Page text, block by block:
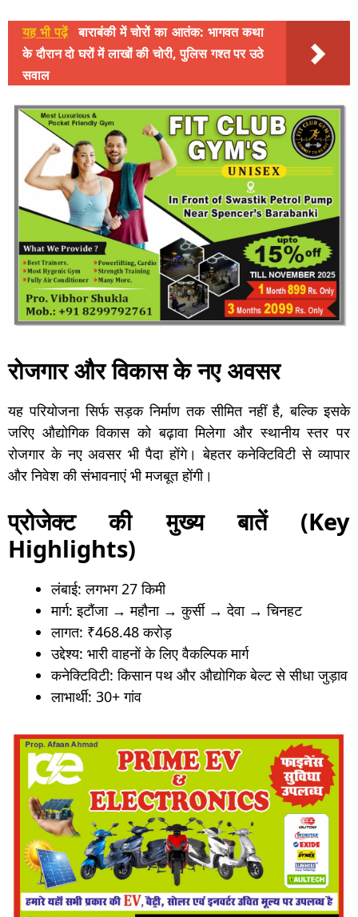
यह भी पढ़ें बाराबंकी में चोरों का आतंक: भागवत कथा
के दौरान दो घरों में लाखों की चोरी, पुलिस गश्त पर उठे
सवाल
रोजगार और विकास के नए अवसर
यह परियोजना सिर्फ सड़क निर्माण तक सीमित नहीं है, बल्कि इसके
जरिए औद्योगिक विकास को बढ़ावा मिलेगा और स्थानीय स्तर पर
रोजगार के नए अवसर भी पैदा होंगे। बेहतर कनेक्टिविटी से व्यापार
और निवेश की संभावनाएं भी मजबूत होंगी।
प्रोजेक्ट की मुख्य बातें (Key
Highlights)
लंबाई: लगभग 27 किमी
मार्ग: इटौंजा → महौना → कुर्सी → देवा → चिनहट
लागत: ₹468.48 करोड़
उद्देश्य: भारी वाहनों के लिए वैकल्पिक मार्ग
कनेक्टिविटी: किसान पथ और औद्योगिक बेल्ट से सीधा जुड़ाव
लाभार्थी: 30+ गांव